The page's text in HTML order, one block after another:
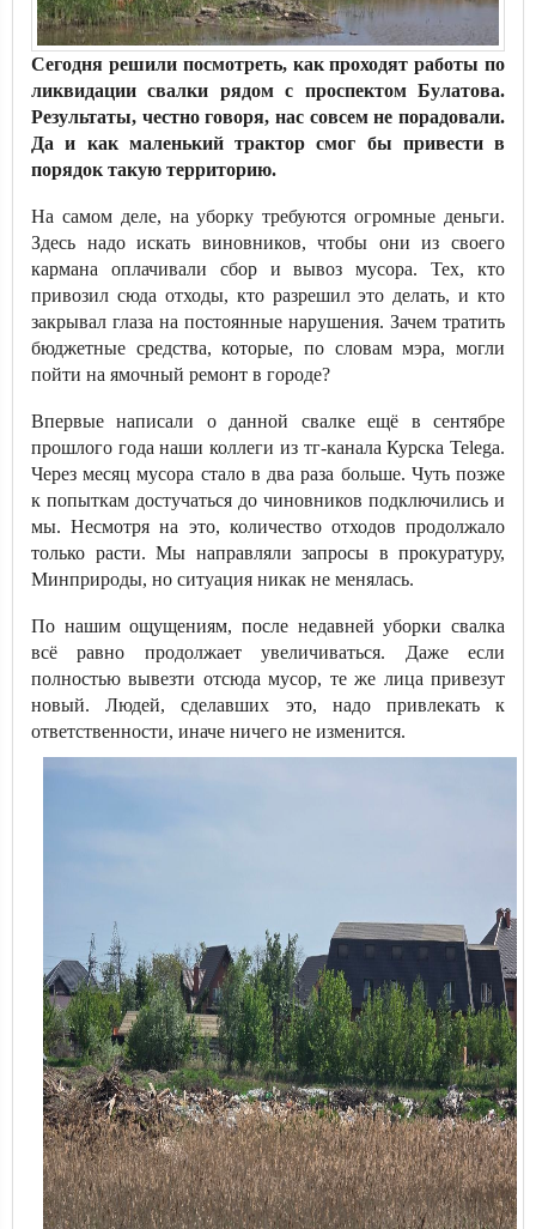
Сегодня решили посмотреть, как проходят работы по
ликвидации свалки рядом с проспектом Булатова.
Результаты, честно говоря, нас совсем не порадовали.
Да и как маленький трактор смог бы привести в
порядок такую территорию.
На самом деле, на уборку требуются огромные деньги.
Здесь надо искать виновников, чтобы они из своего
кармана оплачивали сбор и вывоз мусора. Тех, кто
привозил сюда отходы, кто разрешил это делать, и кто
закрывал глаза на постоянные нарушения. Зачем тратить
бюджетные средства, которые, по словам мэра, могли
пойти на ямочный ремонт в городе?
Впервые написали о данной свалке ещё в сентябре
прошлого года наши коллеги из тг-канала Курска Telega.
Через месяц мусора стало в два раза больше. Чуть позже
к попыткам достучаться до чиновников подключились и
мы. Несмотря на это, количество отходов продолжало
только расти. Мы направляли запросы в прокуратуру,
Минприроды, но ситуация никак не менялась.
По нашим ощущениям, после недавней уборки свалка
всё равно продолжает увеличиваться. Даже если
полностью вывезти отсюда мусор, те же лица привезут
новый. Людей, сделавших это, надо привлекать к
ответственности, иначе ничего не изменится.